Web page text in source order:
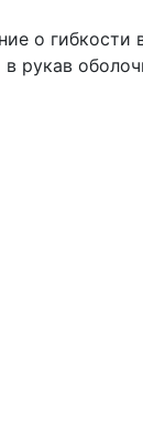
о гибкости
рукав